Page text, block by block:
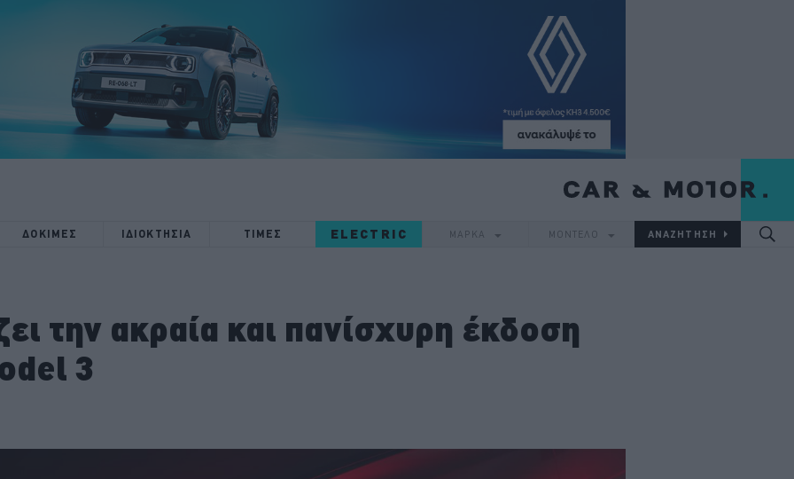
ΔΟΚΙΜΕΣ ΙΔΙΟΚΤΗΣΙΑ ΤΙΜΕΣ ELECTRIC ΜΑΡΚΑ ΜΟΝΤΕΛΟ
την ακραία και πανίσχυρη έκδοση
3